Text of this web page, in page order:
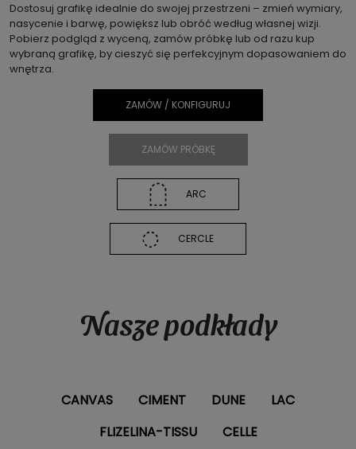
Dostosuj grafikę idealnie do swojej przestrzeni – zmień wymiary,
nasycenie i barwę, powiększ lub obróć według własnej wizji.
Pobierz podgląd z wyceną, zamów próbkę lub od razu kup
wybraną grafikę, by cieszyć się perfekcyjnym dopasowaniem do
wnętrza.
ZAMÓW / KONFIGURUJ
ZAMÓW PRÓBKĘ
ARC
CERCLE
Nasze podkłady
CANVAS CIMENT DUNE
LAC
FLIZELINA-TISSU
CELLE